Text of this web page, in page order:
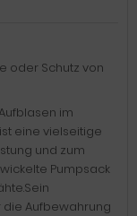
oder Schutz von
im
eine vielseitige
und zum
Pumpsack
die Aufbewahrung